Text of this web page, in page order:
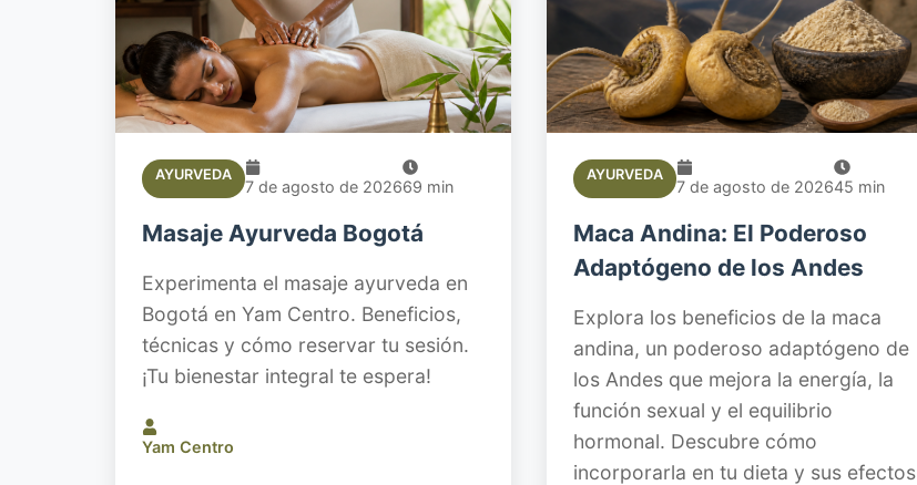
AYURVEDA
7 de agosto de 202669 min
Masaje Ayurveda Bogotá
Experimenta el masaje ayurveda en
Bogotá en Yam Centro. Beneficios,
técnicas y cómo reservar tu sesión.
¡Tu bienestar integral te espera!
Yam Centro
AYURVEDA
7 de agosto de 202645 min
Maca Andina: El Poderoso
Adaptógeno de los Andes
Explora los beneficios de la maca
andina, un poderoso adaptógeno de
los Andes que mejora la energía, la
función sexual y el equilibrio
hormonal. Descubre cómo
incorporarla en tu dieta y sus efectos